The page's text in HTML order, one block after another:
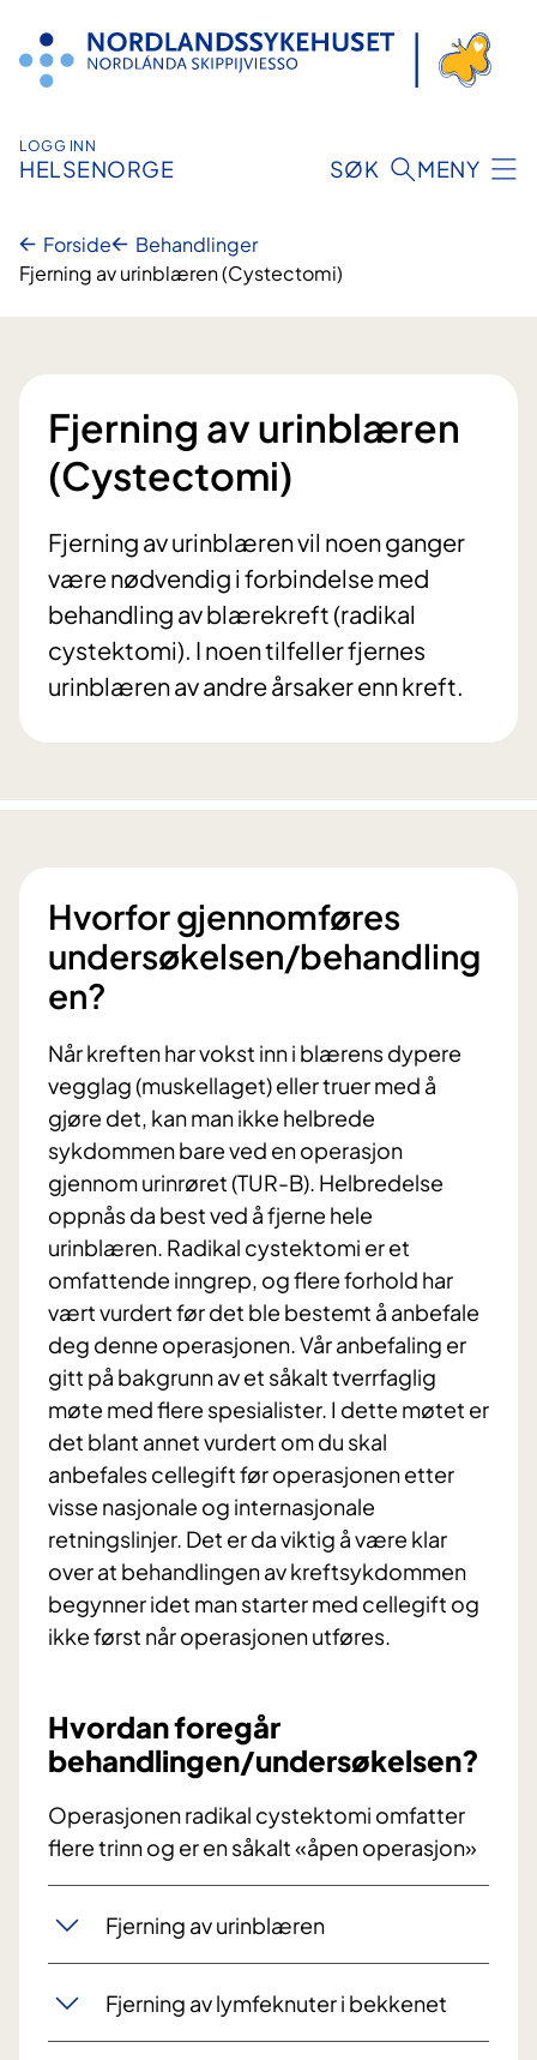
innhold
LOGG INN
HELSENORGE SØK MENY
Forside
Behandlinger
Fjerning av urinblæren (Cystectomi)
Fjerning av urinblæren
(Cystectomi)
Fjerning av urinblæren vil noen ganger
være nødvendig i forbindelse med
behandling av blærekreft (radikal
cystektomi). I noen tilfeller fjernes
urinblæren av andre årsaker enn kreft.
Hvorfor gjennomføres
undersøkelsen/behandling
en?
Når kreften har vokst inn i blærens dypere
vegglag (muskellaget) eller truer med å
gjøre det, kan man ikke helbrede
sykdommen bare ved en operasjon
gjennom urinrøret (TUR-B). Helbredelse
oppnås da best ved å fjerne hele
urinblæren. Radikal cystektomi er et
omfattende inngrep, og flere forhold har
vært vurdert før det ble bestemt å anbefale
deg denne operasjonen. Vår anbefaling er
gitt på bakgrunn av et såkalt tverrfaglig
møte med flere spesialister. I dette møtet er
det blant annet vurdert om du skal
anbefales cellegift før operasjonen etter
visse nasjonale og internasjonale
retningslinjer. Det er da viktig å være klar
over at behandlingen av kreftsykdommen
begynner idet man starter med cellegift og
ikke først når operasjonen utføres.
Hvordan foregår
behandlingen/undersøkelsen?
Operasjonen radikal cystektomi omfatter
flere trinn og er en såkalt «åpen operasjon»
Fjerning av urinblæren
Fjerning av lymfeknuter i bekkenet